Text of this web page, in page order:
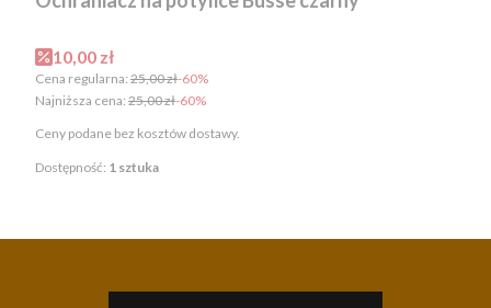
Cena promocyjna
10,00 zł
Cena regularna: 25,00 zł-60%
Najniższa cena: 25,00 zł-60%
Ceny podane bez kosztów dostawy.
Dostępność: 1 sztuka